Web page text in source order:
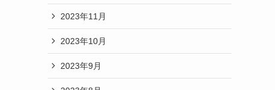
2023年11月
2023年10月
2023年9月